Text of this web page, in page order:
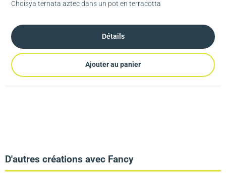
Choisya ternata aztec dans un pot en terracotta
Détails
Ajouter au panier
D'autres créations avec Fancy